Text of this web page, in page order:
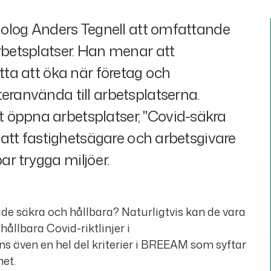
Anders Tegnell att omfattande
Han menar att
att öka när företag och
till arbetsplatserna.
arbetsplatser, "Covid-säkra
fastighetsägare och arbetsgivare
trygga miljöer.
säkra och hållbara? Naturligtvis kan de vara
Covid-riktlinjer i
även en hel del kriterier i BREEAM som syftar